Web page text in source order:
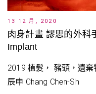
13 12 月, 2020
肉身計畫 謬思的外科
Implant
2019 植髮， 豬頭，遺
辰申 Chang Chen-Sh